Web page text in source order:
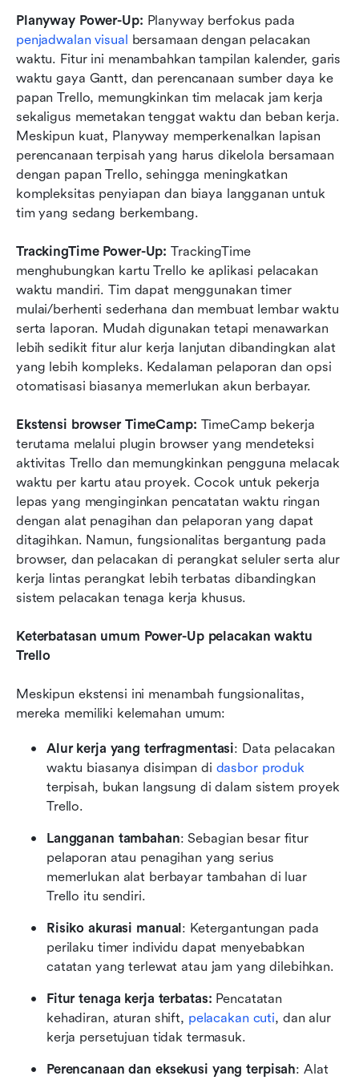
Planyway Power-Up:
penjadwalan visual bersamaan dengan pelacakan
waktu. Fitur ini menambahkan tampilan kalender, garis
waktu gaya Gantt, dan perencanaan sumber daya ke
papan Trello, memungkinkan tim melacak jam kerja
sekaligus memetakan tenggat waktu dan beban kerja.
Meskipun kuat, Planyway memperkenalkan lapisan
perencanaan terpisah yang harus dikelola bersamaan
dengan papan Trello, sehingga meningkatkan
kompleksitas penyiapan dan biaya langganan untuk
tim yang sedang berkembang.
TrackingTime Power-Up: TrackingTime
menghubungkan kartu Trello ke aplikasi pelacakan
waktu mandiri. Tim dapat menggunakan timer
mulai/berhenti sederhana dan membuat lembar waktu
serta laporan. Mudah digunakan tetapi menawarkan
lebih sedikit fitur alur kerja lanjutan dibandingkan alat
yang lebih kompleks. Kedalaman pelaporan dan opsi
otomatisasi biasanya memerlukan akun berbayar.
Ekstensi browser TimeCamp: TimeCamp bekerja
terutama melalui plugin browser yang mendeteksi
aktivitas Trello dan memungkinkan pengguna melacak
waktu per kartu atau proyek. Cocok untuk pekerja
lepas yang menginginkan pencatatan waktu ringan
dengan alat penagihan dan pelaporan yang dapat
ditagihkan. Namun, fungsionalitas bergantung pada
browser, dan pelacakan di perangkat seluler serta alur
kerja lintas perangkat lebih terbatas dibandingkan
sistem pelacakan tenaga kerja khusus.
Keterbatasan umum Power-Up pelacakan waktu
Trello
Meskipun ekstensi ini menambah fungsionalitas,
mereka memiliki kelemahan umum:
Alur kerja yang terfragmentasi: Data pelacakan
waktu biasanya disimpan di dasbor produk
terpisah, bukan langsung di dalam sistem proyek
Trello.
Langganan tambahan: Sebagian besar fitur
pelaporan atau penagihan yang serius
memerlukan alat berbayar tambahan di luar
Trello itu sendiri.
Risiko akurasi manual : Ketergantungan pada
perilaku timer individu dapat menyebabkan
catatan yang terlewat atau jam yang dilebihkan.
Fitur tenaga kerja terbatas: Pencatatan
kehadiran, aturan shift, pelacakan cuti, dan alur
kerja persetujuan tidak termasuk.
Perencanaan dan eksekusi yang terpisah: Alat